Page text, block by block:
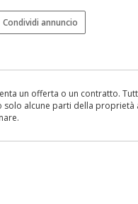
Condividi annuncio
un offerta o un contratto.
alcune parti della